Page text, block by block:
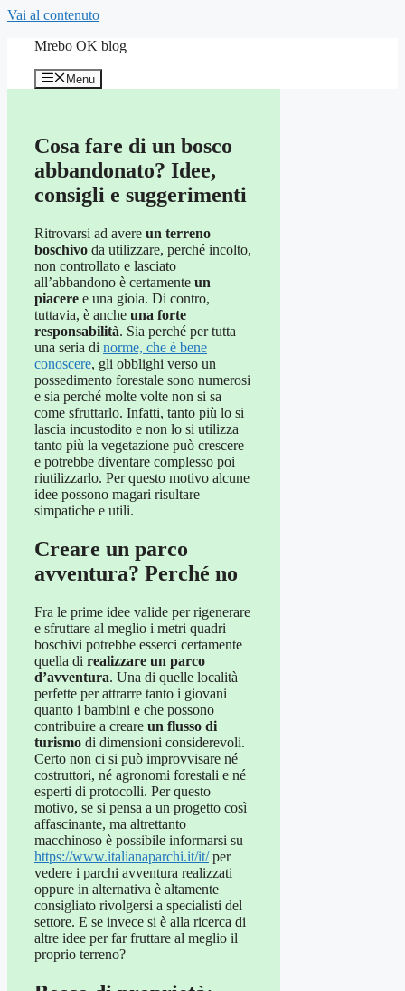
Vai al contenuto
Mrebo OK blog
Menu
Cosa fare di un bosco
abbandonato? Idee,
consigli e suggerimenti
Ritrovarsi ad avere un terreno
boschivo da utilizzare, perché incolto,
non controllato e lasciato
all’abbandono è certamente un
piacere e una gioia. Di contro,
tuttavia, è anche una forte
responsabilità. Sia perché per tutta
una seria di norme, che è bene
conoscere, gli obblighi verso un
possedimento forestale sono numerosi
e sia perché molte volte non si sa
come sfruttarlo. Infatti, tanto più lo si
lascia incustodito e non lo si utilizza
tanto più la vegetazione può crescere
e potrebbe diventare complesso poi
riutilizzarlo. Per questo motivo alcune
idee possono magari risultare
simpatiche e utili.
Creare un parco
avventura? Perché no
Fra le prime idee valide per rigenerare
e sfruttare al meglio i metri quadri
boschivi potrebbe esserci certamente
quella di realizzare un parco
d’avventura. Una di quelle località
perfette per attrarre tanto i giovani
quanto i bambini e che possono
contribuire a creare un flusso di
turismo di dimensioni considerevoli.
Certo non ci si può improvvisare né
costruttori, né agronomi forestali e né
esperti di protocolli. Per questo
motivo, se si pensa a un progetto così
affascinante, ma altrettanto
macchinoso è possibile informarsi su
https://www.italianaparchi.it/it/per
vedere i parchi avventura realizzati
oppure in alternativa è altamente
consigliato rivolgersi a specialisti del
settore. E se invece si è alla ricerca di
altre idee per far fruttare al meglio il
proprio terreno?